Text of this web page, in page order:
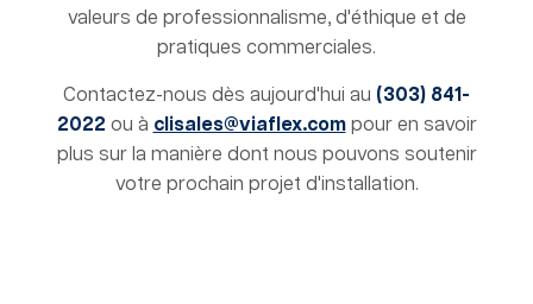
valeurs de professionnalisme, d'éthique et de
pratiques commerciales.
Contactez-nous dès aujourd'hui au (303) 841-
2022 ou à clisales@viaflex.compour en savoir
plus sur la manière dont nous pouvons soutenir
votre prochain projet d'installation.